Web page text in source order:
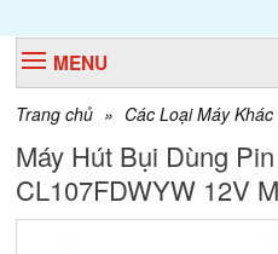
MENU
Trang chủ » Các Loại Máy Khác
Máy Hút Bụi Dùng
CL107FDWYW 12V